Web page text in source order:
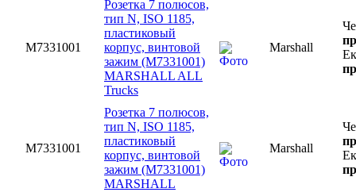
M7331001
Розетка 7 полюсов,
тип N, ISO 1185,
пластиковый
корпус, винтовой
зажим (M7331001)
MARSHALL ALL
Trucks
Marshall
M7331001
Розетка 7 полюсов,
тип N, ISO 1185,
пластиковый
корпус, винтовой
зажим (M7331001)
MARSHALL
Marshall